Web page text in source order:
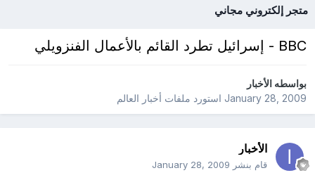
متجر إلكتروني مجاني
BBC - إسرائيل تطرد القائم بالأعمال الفنزويلي
بواسطهالأخبار
January 28, 2009استورد ملفات أخبار العالم
الأخبار
قام بنشر January 28, 2009